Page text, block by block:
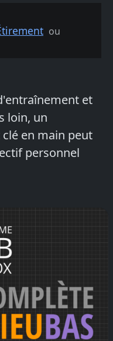
ou
et
loin, un
en main peut
personnel